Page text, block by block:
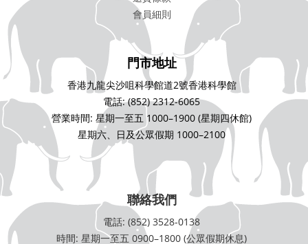
會員細則
門市地址
香港九龍尖沙咀科學館道2號香港科學館
電話: (852) 2312-6065
營業時間: 星期一至五 1000–1900 (星期四休館)
星期六、日及公眾假期 1000–2100
聯絡我們
電話: (852) 3528-0138
時間: 星期一至五 0900–1800 (公眾假期休息)